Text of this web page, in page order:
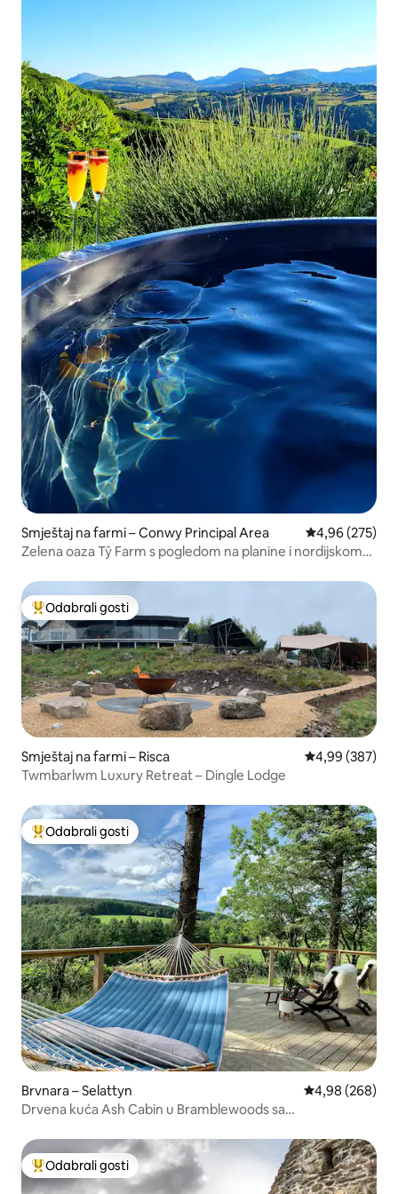
Smještaj na farmi – Conwy Principal Area Prosječna
4,96 (275)
Zelena oaza Tŷ Farm s pogledom na planine i nordijskom
Među najviše rangiranima s oznakom „Odabrali gosti”
Odabrali gosti
Smještaj na farmi – Risca Prosječna
4,99 (387)
Twmbarlwm Luxury Retreat – Dingle Lodge
Među najviše rangiranima s oznakom „Odabrali gosti”
Odabrali gosti
Brvnara – Selattyn Prosječna
4,98 (268)
Drvena kuća Ash Cabin u Bramblewoods sa
Među najviše rangiranima s oznakom „Odabrali gosti”
Odabrali gosti